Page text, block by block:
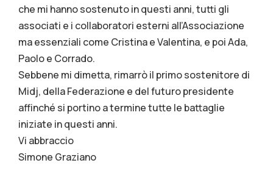
che mi hanno sostenuto in questi anni, tutti gli
associati e i collaboratori esterni all’Associazione
ma essenziali come Cristina e Valentina, e poi Ada,
Paolo e Corrado.
Sebbene mi dimetta, rimarrò il primo sostenitore di
Midj, della Federazione e del futuro presidente
affinché si portino a termine tutte le battaglie
iniziate in questi anni.
Vi abbraccio
Simone Graziano